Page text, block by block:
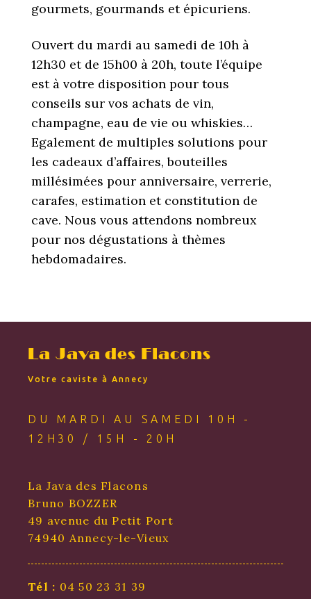
gourmets, gourmands et épicuriens.
Ouvert du mardi au samedi de 10h à
12h30 et de 15h00 à 20h, toute l’équipe
est à votre disposition pour tous
conseils sur vos achats de vin,
champagne, eau de vie ou whiskies…
Egalement de multiples solutions pour
les cadeaux d’affaires, bouteilles
millésimées pour anniversaire, verrerie,
carafes, estimation et constitution de
cave. Nous vous attendons nombreux
pour nos dégustations à thèmes
hebdomadaires.
La Java des Flacons
Votre caviste à Annecy
DU MARDI AU SAMEDI 10H -
12H30 / 15H - 20H
La Java des Flacons
Bruno BOZZER
49 avenue du Petit Port
74940 Annecy-le-Vieux
Tél : 04 50 23 31 39